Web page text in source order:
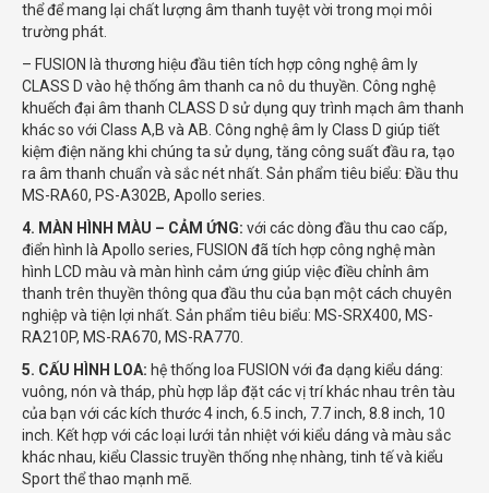
thể để mang lại chất lượng âm thanh tuyệt vời trong mọi môi
trường phát.
– FUSION là thương hiệu đầu tiên tích hợp công nghệ âm ly
CLASS D vào hệ thống âm thanh ca nô du thuyền. Công nghệ
khuếch đại âm thanh CLASS D sử dụng quy trình mạch âm thanh
khác so với Class A,B và AB. Công nghệ âm ly Class D giúp tiết
kiệm điện năng khi chúng ta sử dụng, tăng công suất đầu ra, tạo
ra âm thanh chuẩn và sắc nét nhất. Sản phẩm tiêu biểu: Đầu thu
MS-RA60, PS-A302B, Apollo series.
4. MÀN HÌNH MÀU – CẢM ỨNG: với các dòng đầu thu cao cấp,
điển hình là Apollo series, FUSION đã tích hợp công nghệ màn
hình LCD màu và màn hình cảm ứng giúp việc điều chỉnh âm
thanh trên thuyền thông qua đầu thu của bạn một cách chuyên
nghiệp và tiện lợi nhất. Sản phẩm tiêu biểu: MS-SRX400, MS-
RA210P, MS-RA670, MS-RA770.
5. CẤU HÌNH LOA: hệ thống loa FUSION với đa dạng kiểu dáng:
vuông, nón và tháp, phù hợp lắp đặt các vị trí khác nhau trên tàu
của bạn với các kích thước 4 inch, 6.5 inch, 7.7 inch, 8.8 inch, 10
inch. Kết hợp với các loại lưới tản nhiệt với kiểu dáng và màu sắc
khác nhau, kiểu Classic truyền thống nhẹ nhàng, tinh tế và kiểu
Sport thể thao mạnh mẽ.